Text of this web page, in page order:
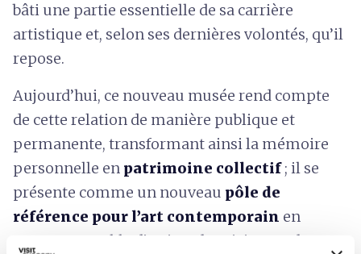
bâti une partie essentielle de sa carrière
artistique et, selon ses dernières volontés, qu’il
repose.
Aujourd’hui, ce nouveau musée rend compte
de cette relation de manière publique et
permanente, transformant ainsi la mémoire
personnelle en patrimoine collectif; il se
présente comme un nouveau pôle de
référence pour l’art contemporain en
Toscane, capable d’attirer des visiteurs, des